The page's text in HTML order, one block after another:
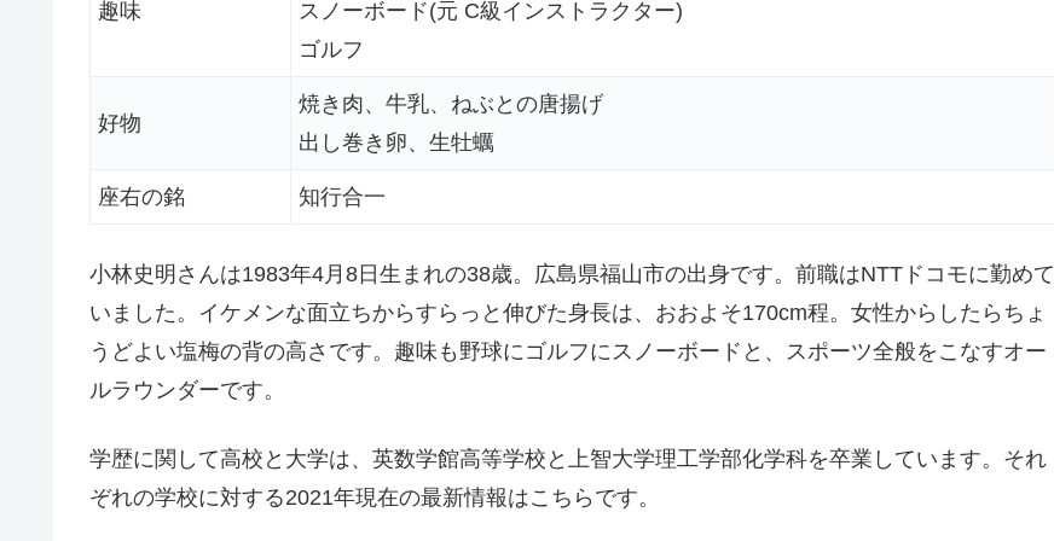
趣味
スノーボード(元 C級インストラクター)
ゴルフ
好物
焼き肉、牛乳、ねぶとの唐揚げ
出し巻き卵、生牡蠣
座右の銘 知行合一
小林史明さんは1983年4月8日生まれの38歳。広島県福山市の出身です。前職はNTTドコモに勤めて
いました。イケメンな面立ちからすらっと伸びた身長は、おおよそ170cm程。女性からしたらちょ
うどよい塩梅の背の高さです。趣味も野球にゴルフにスノーボードと、スポーツ全般をこなすオー
ルラウンダーです。
学歴に関して高校と大学は、英数学館高等学校と上智大学理工学部化学科を卒業しています。それ
ぞれの学校に対する2021年現在の最新情報はこちらです。